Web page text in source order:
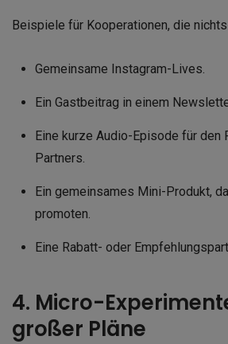
Beispiele für Kooperationen, die
Gemeinsame Instagram-Lives.
Ein Gastbeitrag in einem
Eine kurze Audio-Episode für den
Partners.
Ein gemeinsames Mini-Produkt,
promoten.
Eine Rabatt- oder
4. Micro-
großer Pläne